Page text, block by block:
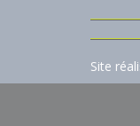
Site